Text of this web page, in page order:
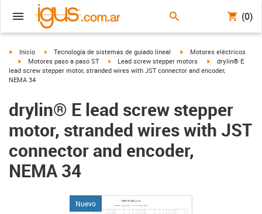
(0)
igus-icon-arrow-right
Inicio igus-icon-arrow-right
Tecnología de sistemas de guiado lineal igus-icon-arrow-right
Motores eléctricos
igus-icon-arrow-right
Motores paso a paso ST igus-icon-arrow-right
Lead screw stepper motors igus-icon-arrow-
drylin® E
lead screw stepper motor, stranded wires with JST connector and encoder,
NEMA 34
drylin® E lead screw stepper
motor, stranded wires with JST
connector and encoder,
NEMA 34
Nuevo